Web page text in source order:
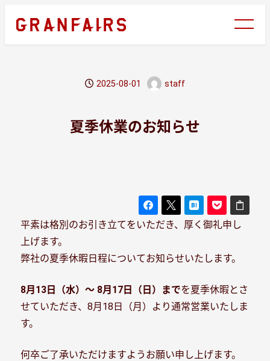
投稿日
2025-08-01
著
staff
夏季休業のお知らせ
平素は格別のお引き立てをいただき、厚く御礼申し
上げます。
弊社の夏季休暇日程についてお知らせいたします。
8月13日（水）～ 8月17日（日）までを夏季休暇とさ
せていただき、8月18日（月）より通常営業いたしま
す。
何卒ご了承いただけますようお願い申し上げます。